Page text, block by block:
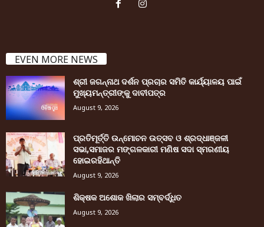
EVEN MORE NEWS
ଶ୍ରୀ ଜଗନ୍ନାଥ ଦର୍ଶନ ପ୍ରଚାର ସମିତି କାର୍ଯ୍ୟାଳୟ ପାଇଁ
ମୁଖ୍ୟମନ୍ତ୍ରୀଙ୍କୁ ଦାବୀପତ୍ର
August 9, 2026
ପ୍ରତିମୂର୍ତ୍ତି ଉନ୍ମୋଚନ ଉତ୍ସବ ଓ ଶ୍ରଦ୍ଧାଞ୍ଜଳୀ
ସଭା,ସମାଜର ମଙ୍ଗଳକାରୀ ମଣିଷ ସଦା ସ୍ମରଣୀୟ
ହୋଇରହିଥାନ୍ତି
August 9, 2026
ଶିକ୍ଷକ ଅଶୋକ ଖିଲାର ସମ୍ବର୍ଦ୍ଧିତ
August 9, 2026